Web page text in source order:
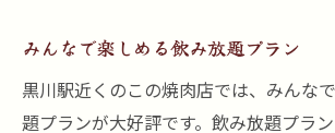
みんなで楽しめる飲み放題プラン
黒川駅近くのこの焼肉店では、みんな
題プランが大好評です。飲み放題プラ